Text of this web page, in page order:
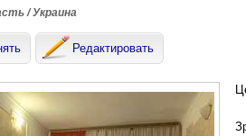
/ Украина
Редактировать